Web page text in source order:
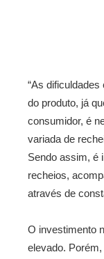
“As
do produto, já
consumidor, é
variada de
Sendo assim, é
recheios,
através de
O investimento
elevado.